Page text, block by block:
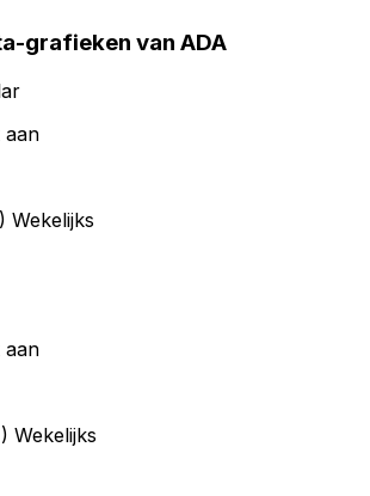
grafieken van ADA
aan
Wekelijks
aan
Wekelijks